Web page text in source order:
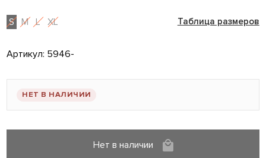
S M L XL Таблица размеров
Артикул: 5946-
НЕТ В НАЛИЧИИ
Нет в наличии